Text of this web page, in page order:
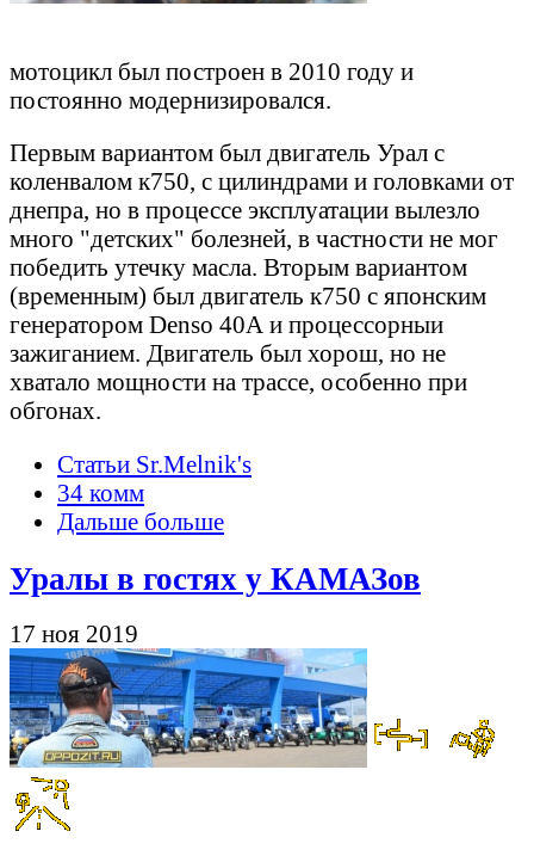
мотоцикл был построен в 2010 году и
постоянно модернизировался.
Первым вариантом был двигатель Урал с
коленвалом к750, с цилиндрами и головками от
днепра, но в процессе эксплуатации вылезло
много "детских" болезней, в частности не мог
победить утечку масла. Вторым вариантом
(временным) был двигатель к750 с японским
генератором Denso 40А и процессорныи
зажиганием. Двигатель был хорош, но не
хватало мощности на трассе, особенно при
обгонах.
Статьи Sr.Melnik's
34 комм
Дальше больше
Уралы в гостях у КАМАЗов
17 ноя 2019